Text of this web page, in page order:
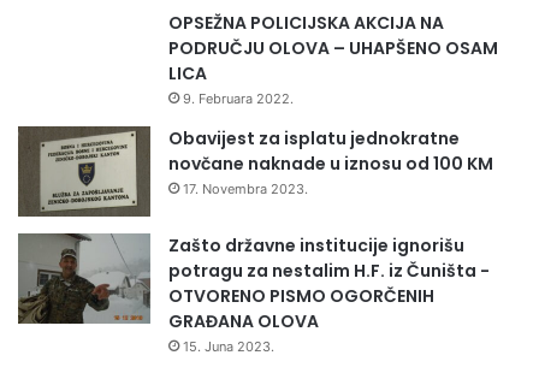
OPSEŽNA POLICIJSKA AKCIJA NA
PODRUČJU OLOVA – UHAPŠENO OSAM
LICA
9. Februara 2022.
Obavijest za isplatu jednokratne
novčane naknade u iznosu od 100 KM
17. Novembra 2023.
Zašto državne institucije ignorišu
potragu za nestalim H.F. iz Čuništa -
OTVORENO PISMO OGORČENIH
GRAĐANA OLOVA
15. Juna 2023.